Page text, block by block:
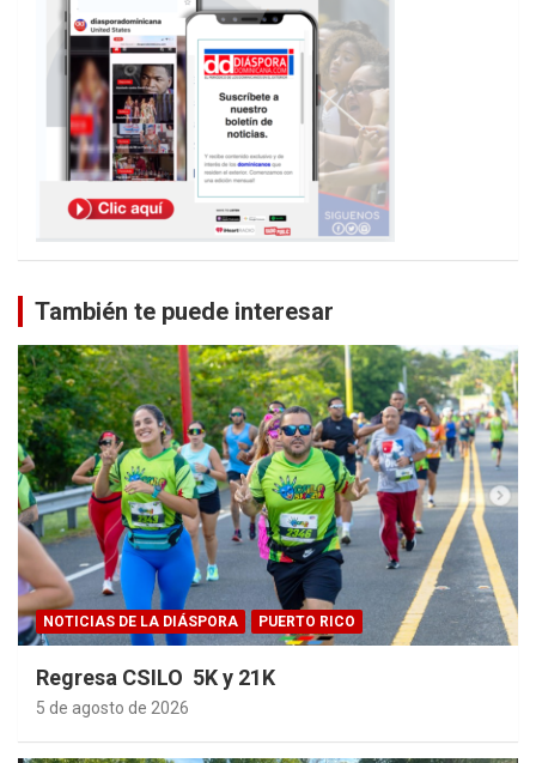
También te puede interesar
NOTICIAS DE LA DIÁSPORA PUERTO RICO
Regresa CSILO 5K y 21K
5 de agosto de 2026